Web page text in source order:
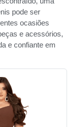
pode ser
ocasiões
e acessórios,
e confiante em